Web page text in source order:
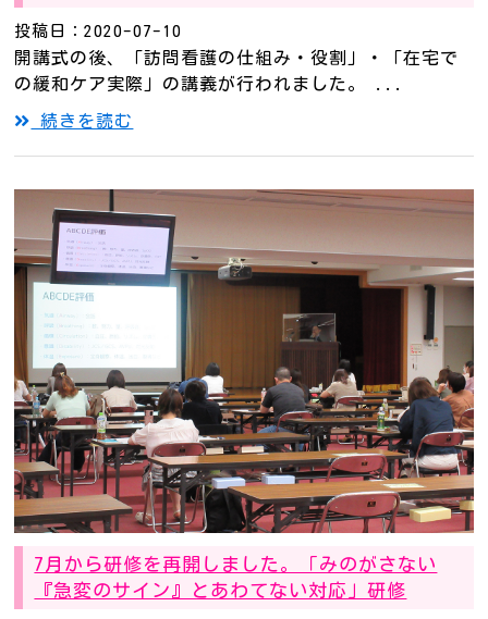
投稿日：2020-07-10
開講式の後、「訪問看護の仕組み・役割」・「在宅で
の緩和ケア実際」の講義が行われました。 ...
続きを読む
7月から研修を再開しました。「みのがさない
『急変のサイン』とあわてない対応」研修